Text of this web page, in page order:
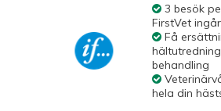
3 besök
FirstVet ingår
Få
behandling
hela din